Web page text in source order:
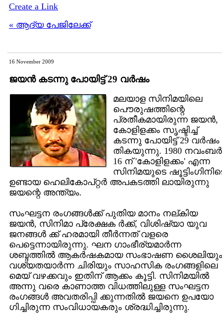
Create a Link
« ആദ്യ പേജിലേക്ക്
16 November 2009
ജയന്‍ കടന്നു പോയിട്ട് 29 വര്‍ഷം
മലയാള സിനിമയിലെ
പൌരുഷത്തിന്റെ
പ്രതീകമായിരുന്ന ജയന്‍,
കോളിളക്കം സൃഷ്ടിച്ച്
കടന്നു പോയിട്ട് 29 വര്‍ഷം
തികയുന്നു. 1980 നവംബര്‍
16 ന് 'കോളിളക്കം' എന്ന
സിനിമയുടെ
ഉണ്ടായ ഹെലികോപ്റ്റര്‍ അപകടത്തി ലായിരുന്നു
ജയന്റെ അന്ത്യം.
സംഘട്ടന രംഗങ്ങള്‍ക്ക് പുതിയ മാനം നല്കിയ
ജയന്‍, സിനിമാ പ്രേക്ഷക ര്‍ക്ക്, വിശിഷ്യാ യുവ
ജനങ്ങള്‍ ക്ക് ഹരമായി തീര്‍ന്നത് വളരെ
പെട്ടെന്നായിരുന്നു. ഘന ഗാംഭീര്യമാര്‍ന്ന
ശബ്ദത്തില്‍ ആകര്‍ഷകമായ സംഭാഷണ ശൈലിയും
വശ്യതയാര്‍ന്ന ചിരിയും സാഹസിക രംഗങ്ങളിലെ
മെയ് വഴക്കവും ഇതിന് ആക്കം കൂട്ടി. സിനിമയില്‍
അന്നു വരെ കാണാത്ത വിധത്തിലുള്ള സംഘട്ടന
രംഗങ്ങള്‍ അവതരിപ്പി ക്കുന്നതില്‍ ജയനെ ഉപയോ
ഗിച്ചിരുന്ന സംവിധായകരും ശ്രദ്ധിച്ചിരുന്നു.